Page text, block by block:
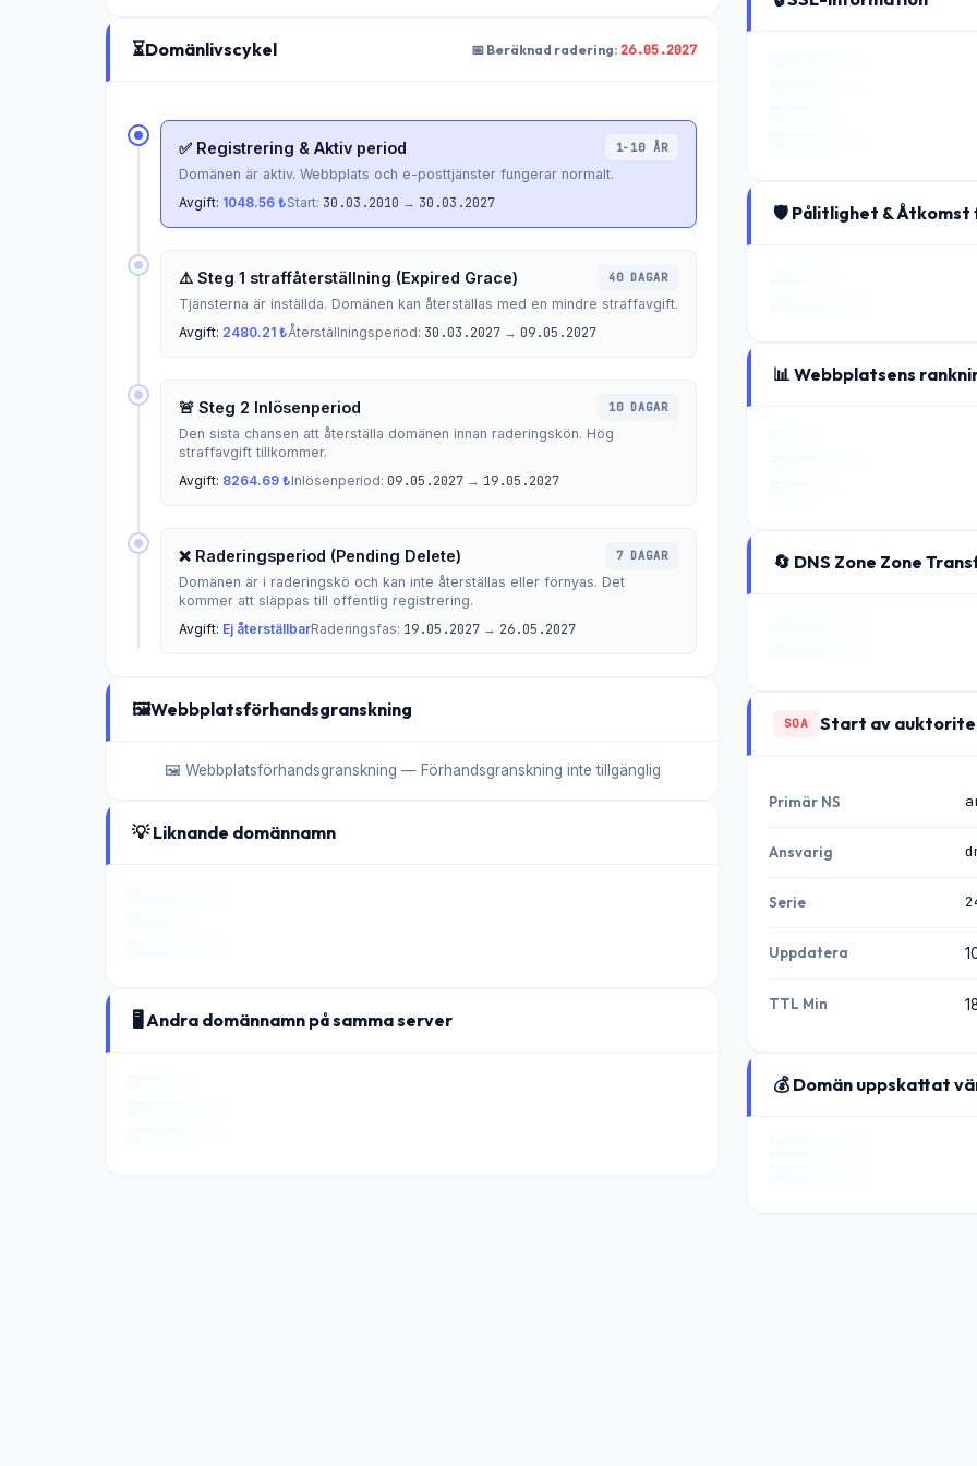
⏳Domänlivscykel 📅 Beräknad radering: 26.05.2027
✅ Registrering & Aktiv period 1-10 ÅR
Domänen är aktiv. Webbplats och e-posttjänster fungerar normalt.
Avgift: 1048.56 ₺Start: 30.03.2010 → 30.03.2027
⚠️ Steg 1 straffåterställning (Expired Grace) 40 DAGAR
Tjänsterna är inställda. Domänen kan återställas med en mindre straffavgift.
Avgift: 2480.21 ₺Återställningsperiod: 30.03.2027 → 09.05.2027
🚨 Steg 2 Inlösenperiod 10 DAGAR
Den sista chansen att återställa domänen innan raderingskön. Hög
straffavgift tillkommer.
Avgift: 8264.69 ₺Inlösenperiod: 09.05.2027 → 19.05.2027
❌ Raderingsperiod (Pending Delete) 7 DAGAR
Domänen är i raderingskö och kan inte återställas eller förnyas. Det
kommer att släppas till offentlig registrering.
Avgift: Ej återställbarRaderingsfas: 19.05.2027 → 26.05.2027
🖼️Webbplatsförhandsgranskning
🖼️ Webbplatsförhandsgranskning — Förhandsgranskning inte tillgänglig
💡 Liknande domännamn
🖥️ Andra domännamn på samma server
🛡️ Pålitlighet & Åtkomst
📊 Webbplatsens
🔄 DNS Zone Zone
SOA Start av
Primär NS
Ansvarig
Serie
Uppdatera
TTL Min
💰 Domän uppskattat